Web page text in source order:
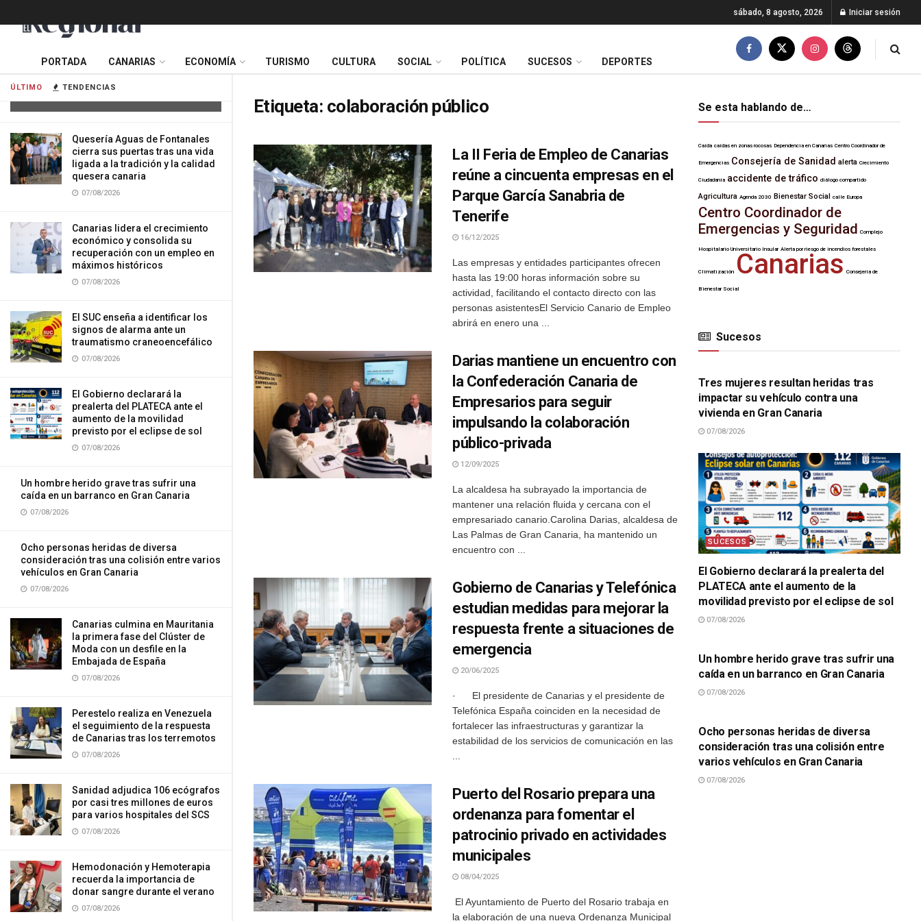
ÚLTIMO TENDENCIAS
impactar su vehículo contra una
Quesería Aguas de Fontanales
cierra sus puertas tras una vida
ligada a la tradición y la calidad
quesera canaria
07/08/2026
Canarias lidera el crecimiento
económico y consolida su
recuperación con un empleo en
máximos históricos
07/08/2026
El SUC enseña a identificar los
signos de alarma ante un
traumatismo craneoencefálico
07/08/2026
El Gobierno declarará la
prealerta del PLATECA ante el
aumento de la movilidad
previsto por el eclipse de sol
07/08/2026
Un hombre herido grave tras sufrir una
caída en un barranco en Gran Canaria
07/08/2026
Ocho personas heridas de diversa
consideración tras una colisión entre varios
vehículos en Gran Canaria
07/08/2026
Canarias culmina en Mauritania
la primera fase del Clúster de
Moda con un desfile en la
Embajada de España
07/08/2026
Perestelo realiza en Venezuela
el seguimiento de la respuesta
de Canarias tras los terremotos
07/08/2026
Sanidad adjudica 106 ecógrafos
por casi tres millones de euros
para varios hospitales del SCS
07/08/2026
Hemodonación y Hemoterapia
recuerda la importancia de
donar sangre durante el verano
07/08/2026
sábado, 8 agosto, 2026 Iniciar sesión
PORTADA CANARIAS ECONOMÍA TURISMO CULTURA SOCIAL POLÍTICA SUCESOS DEPORTES
Etiqueta: colaboración público
La II Feria de Empleo de Canarias
reúne a cincuenta empresas en el
Parque García Sanabria de
Tenerife
16/12/2025
Las empresas y entidades participantes ofrecen
hasta las 19:00 horas información sobre su
actividad, facilitando el contacto directo con las
personas asistentesEl Servicio Canario de Empleo
abrirá en enero una ...
Darias mantiene un encuentro con
la Confederación Canaria de
Empresarios para seguir
impulsando la colaboración
público-privada
12/09/2025
La alcaldesa ha subrayado la importancia de
mantener una relación fluida y cercana con el
empresariado canario.Carolina Darias, alcaldesa de
Las Palmas de Gran Canaria, ha mantenido un
encuentro con ...
Gobierno de Canarias y Telefónica
estudian medidas para mejorar la
respuesta frente a situaciones de
emergencia
20/06/2025
· El presidente de Canarias y el presidente de
Telefónica España coinciden en la necesidad de
fortalecer las infraestructuras y garantizar la
estabilidad de los servicios de comunicación en las
Puerto del Rosario prepara una
ordenanza para fomentar el
patrocinio privado en actividades
municipales
08/04/2025
El Ayuntamiento de Puerto del Rosario trabaja en
la elaboración de una nueva Ordenanza Municipal
Se esta hablando de…
Caída caídas en zonas rocosas Dependencia en Canarias Centro Coordinador de
Emergencias Consejería de Sanidad alerta Crecimiento
Ciudadanía accidente de tráfico diálogo compartido
Agricultura Agenda 2030 Bienestar Social calle Europa
Centro Coordinador de
Emergencias y Seguridad Complejo
Hospitalario Universitario Insular Alerta por riesgo de incendios forestales
Climatización Canarias Consejería de
Bienestar Social
Sucesos
SUCESOS
Tres mujeres resultan heridas tras
impactar su vehículo contra una
vivienda en Gran Canaria
07/08/2026
SUCESOS
El Gobierno declarará la prealerta del
PLATECA ante el aumento de la
movilidad previsto por el eclipse de sol
07/08/2026
Un hombre herido grave tras sufrir una
caída en un barranco en Gran Canaria
07/08/2026
Ocho personas heridas de diversa
consideración tras una colisión entre
varios vehículos en Gran Canaria
07/08/2026